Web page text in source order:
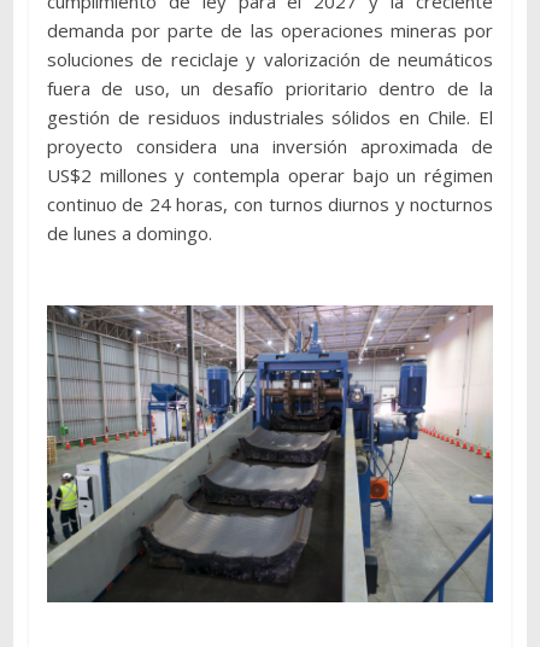
demanda por parte de las operaciones mineras por
soluciones de reciclaje y valorización de neumáticos
fuera de uso, un desafío prioritario dentro de la
gestión de residuos industriales sólidos en Chile. El
proyecto considera una inversión aproximada de
US$2 millones y contempla operar bajo un régimen
continuo de 24 horas, con turnos diurnos y nocturnos
de lunes a domingo.